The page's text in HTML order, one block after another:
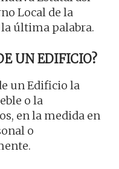
Local de la
última palabra.
UN EDIFICIO?
un Edificio la
o la
en la medida en
o